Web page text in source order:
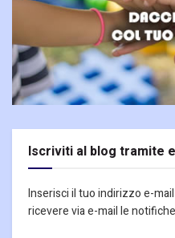
Iscriviti al blog tramite
Inserisci il tuo indirizzo e-
ricevere via e-mail le